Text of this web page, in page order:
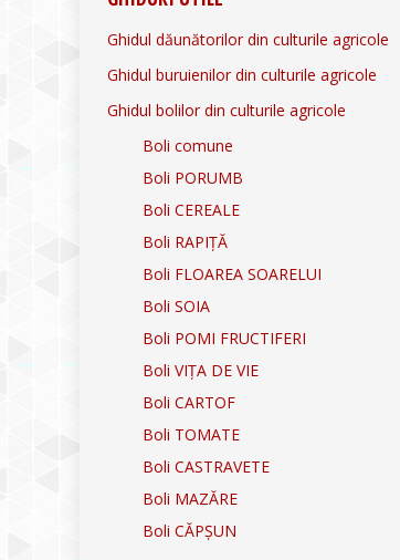
Ghidul dăunătorilor din culturile agricole
Ghidul buruienilor din culturile agricole
Ghidul bolilor din culturile agricole
Boli comune
Boli PORUMB
Boli CEREALE
Boli RAPIȚĂ
Boli FLOAREA SOARELUI
Boli SOIA
Boli POMI FRUCTIFERI
Boli VIȚA DE VIE
Boli CARTOF
Boli TOMATE
Boli CASTRAVETE
Boli MAZĂRE
Boli CĂPȘUN